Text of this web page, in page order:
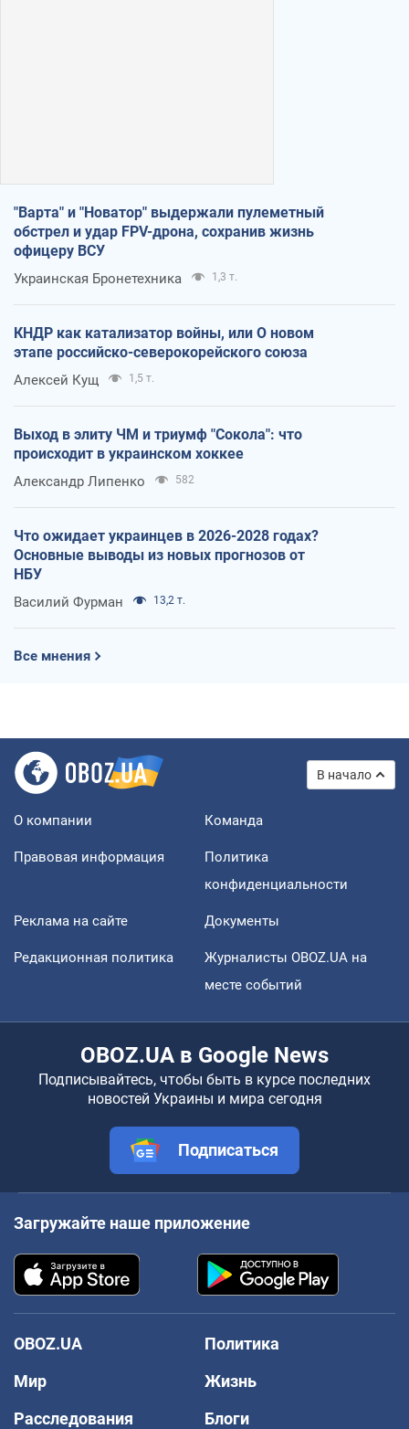
"Варта" и "Новатор" выдержали пулеметный
обстрел и удар FPV-дрона, сохранив жизнь
офицеру ВСУ
Украинская Бронетехника 1,3 т.
КНДР как катализатор войны, или О новом
этапе российско-северокорейского союза
Алексей Кущ 1,5 т.
Выход в элиту ЧМ и триумф "Сокола": что
происходит в украинском хоккее
Александр Липенко 582
Что ожидает украинцев в 2026-2028 годах?
Основные выводы из новых прогнозов от
НБУ
Василий Фурман 13,2 т.
Все мнения
В начало
О компании Команда
Правовая информация
Политика
конфиденциальности
Реклама на сайте Документы
Редакционная политика
Журналисты OBOZ.UA на
месте событий
OBOZ.UA в Google News
Подписывайтесь, чтобы быть в курсе последних
новостей Украины и мира сегодня
Подписаться
Загружайте наше приложение
OBOZ.UA
Политика
Мир
Жизнь
Расследования
Блоги